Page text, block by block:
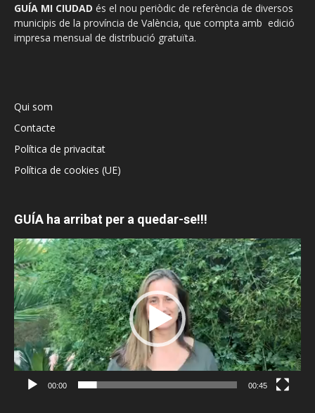
GUÍA MI CIUDAD és el nou periòdic de referència de diversos
municipis de la província de València, que compta amb edició
impresa mensual de distribució gratuïta.
Qui som
Contacte
Política de privacitat
Política de cookies (UE)
GUÍA ha arribat per a quedar-se!!!
Reproductor
de
vídeo
00:00 00:45